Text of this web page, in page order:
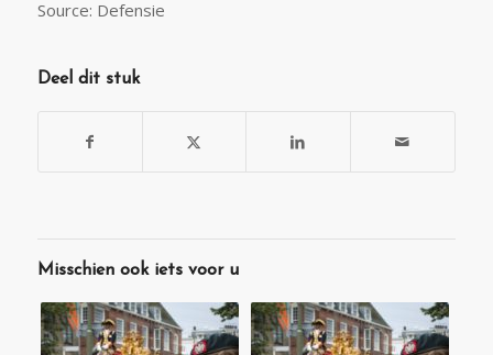
Source: Defensie
Deel dit stuk
Misschien ook iets voor u